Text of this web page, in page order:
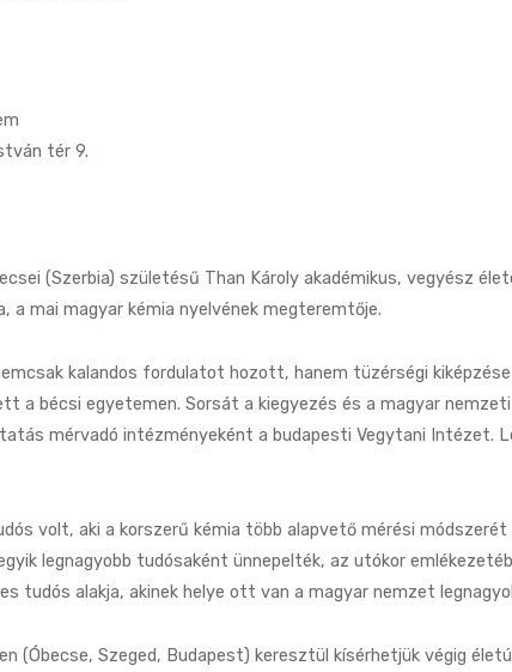
tér 9.
(Szerbia) születésű Than Károly akadémikus, vegyész
a mai magyar kémia nyelvének megteremtője.
kalandos fordulatot hozott, hanem tüzérségi
a bécsi egyetemen. Sorsát a kiegyezés és a magyar
mérvadó intézményeként a budapesti Vegytani
volt, aki a korszerű kémia több alapvető mérési
legnagyobb tudósaként ünnepelték, az utókor
tudós alakja, akinek helye ott van a magyar nemzet
(Óbecse, Szeged, Budapest) keresztül kísérhetjük végig